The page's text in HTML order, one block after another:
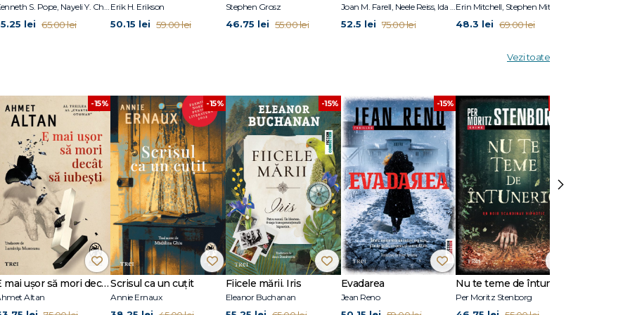
Kenneth S. Pope, Nayeli Y. Chavez-Dueñas, Hector Y. Adames
lei 65.00 lei
Erik H. Erikson
50.15 lei 59.00 lei
Stephen Grosz
46.75 lei 55.00 lei
Joan M. Farell, Neele Reiss, Ida A.Show
52.5 lei 75.00 lei
Erin Mitchell, Stephen Mitchell
48.3 lei 69.00 lei
Vezi toate
-15%
E mai ușor să mori decât să iubești (seria Cvartetul Otoman, vol.3)
Altan
-15%
Scrisul ca un cuțit
Annie Ernaux
-15%
Fiicele mării. Iris
Eleanor Buchanan
-15%
Evadarea
Jean Reno
Nu te teme de întuneric
Per Moritz Stenborg
›